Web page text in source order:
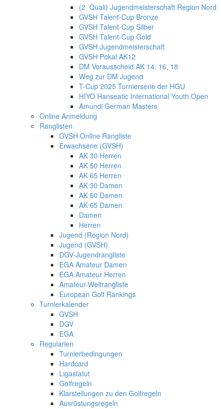
(2. Quali) Jugendmeisterschaft Region Nord
GVSH Talent-Cup Bronze
GVSH Talent-Cup Silber
GVSH Talent-Cup Gold
GVSH Jugendmeisterschaft
GVSH Pokal AK12
DM Vorausscheid AK 14, 16, 18
Weg zur DM Jugend
T-Cup 2025 Turnierserie der HGU
HIYO Hanseatic International Youth Open
Amundi German Masters
Online Anmeldung
Ranglisten
GVSH Online Rangliste
Erwachsene (GVSH)
AK 30 Herren
AK 50 Herren
AK 65 Herren
AK 30 Damen
AK 50 Damen
AK 65 Damen
Damen
Herren
Jugend (Region Nord)
Jugend (GVSH)
DGV-Jugendrangliste
EGA Amateur Damen
EGA Amateur Herren
Amateur-Weltrangliste
European Golf Rankings
Turnierkalender
GVSH
DGV
EGA
Regularien
Turnierbedingungen
Hardcard
Ligastatut
Golfregeln
Klarstellungen zu den Golfregeln
Ausrüstungsregeln